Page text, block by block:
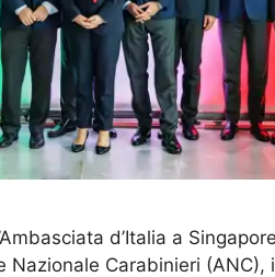
d’Italia a
Nazionale Carabinieri